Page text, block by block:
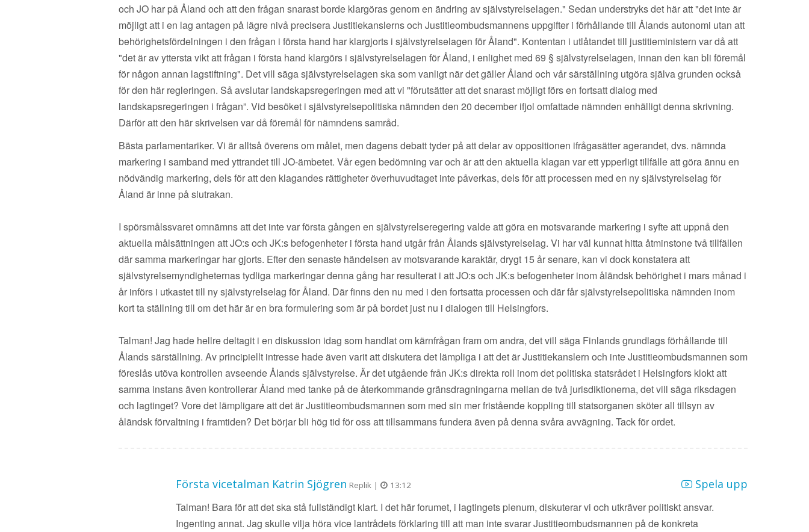
och JO har på Åland och att den frågan snarast borde klargöras genom en ändring av självstyrelselagen." Sedan understryks det här att "det inte är
möjligt att i en lag antagen på lägre nivå precisera Justitiekanslerns och Justitieombudsmannens uppgifter i förhållande till Ålands autonomi utan att
behörighetsfördelningen i den frågan i första hand har klargjorts i självstyrelselagen för Åland". Kontentan i utlåtandet till justitieministern var då att
"det är av yttersta vikt att frågan i första hand klargörs i självstyrelselagen för Åland, i enlighet med 69 § självstyrelselagen, innan den kan bli föremål
för någon annan lagstiftning". Det vill säga självstyrelselagen ska som vanligt när det gäller Åland och vår särställning utgöra själva grunden också
för den här regleringen. Så avslutar landskapsregeringen med att vi "förutsätter att det snarast möjligt förs en fortsatt dialog med
landskapsregeringen i frågan”. Vid besöket i självstyrelsepolitiska nämnden den 20 december ifjol omfattade nämnden enhälligt denna skrivning.
Därför att den här skrivelsen var då föremål för nämndens samråd.
Bästa parlamentariker. Vi är alltså överens om målet, men dagens debatt tyder på att delar av oppositionen ifrågasätter agerandet, dvs. nämnda
markering i samband med yttrandet till JO-ämbetet. Vår egen bedömning var och är att den aktuella klagan var ett ypperligt tillfälle att göra ännu en
nödvändig markering, dels för att den klagandes rättigheter överhuvudtaget inte påverkas, dels för att processen med en ny självstyrelselag för
Åland är inne på slutrakan.
I spörsmålssvaret omnämns att det inte var första gången en självstyrelseregering valde att göra en motsvarande markering i syfte att uppnå den
aktuella målsättningen att JO:s och JK:s befogenheter i första hand utgår från Ålands självstyrelselag. Vi har väl kunnat hitta åtminstone två tillfällen
där samma markeringar har gjorts. Efter den senaste händelsen av motsvarande karaktär, drygt 15 år senare, kan vi dock konstatera att
självstyrelsemyndigheternas tydliga markeringar denna gång har resulterat i att JO:s och JK:s befogenheter inom åländsk behörighet i mars månad i
år införs i utkastet till ny självstyrelselag för Åland. Där finns den nu med i den fortsatta processen och där får självstyrelsepolitiska nämnden inom
kort ta ställning till om det här är en bra formulering som är på bordet just nu i dialogen till Helsingfors.
Talman! Jag hade hellre deltagit i en diskussion idag som handlat om kärnfrågan fram om andra, det vill säga Finlands grundlags förhållande till
Ålands särställning. Av principiellt intresse hade även varit att diskutera det lämpliga i att det är Justitiekanslern och inte Justitieombudsmannen som
föreslås utöva kontrollen avseende Ålands självstyrelse. Är det utgående från JK:s direkta roll inom det politiska statsrådet i Helsingfors klokt att
samma instans även kontrollerar Åland med tanke på de återkommande gränsdragningarna mellan de två jurisdiktionerna, det vill säga riksdagen
och lagtinget? Vore det lämpligare att det är Justitieombudsmannen som med sin mer fristående koppling till statsorganen sköter all tillsyn av
åländsk förvaltning i framtiden? Det börjar bli hög tid för oss att tillsammans fundera även på denna svåra avvägning. Tack för ordet.
Första vicetalman Katrin Sjögren Replik | 13:12 Spela upp
Talman! Bara för att det ska stå fullständigt klart. I det här forumet, i lagtingets plenum, diskuterar vi och utkräver politiskt ansvar.
Ingenting annat. Jag skulle vilja höra vice lantrådets förklaring till att man inte svarar Justitieombudsmannen på de konkreta